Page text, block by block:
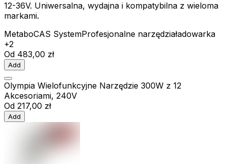
12-36V. Uniwersalna, wydajna i kompatybilna z wieloma
markami.
MetaboCAS SystemProfesjonalne narzędziaładowarka
+2
Od 483,00 zł
Add
Olympia Wielofunkcyjne Narzędzie 300W z 12
Akcesoriami, 240V
Od 217,00 zł
Add